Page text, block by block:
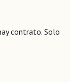
contrato. Solo